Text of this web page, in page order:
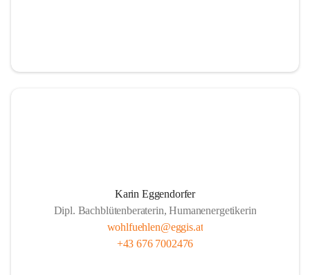
Karin Eggendorfer
Dipl. Bachblütenberaterin, Humanenergetikerin
wohlfuehlen@eggis.at
+43 676 7002476